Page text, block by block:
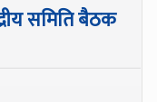
समिति बैठक